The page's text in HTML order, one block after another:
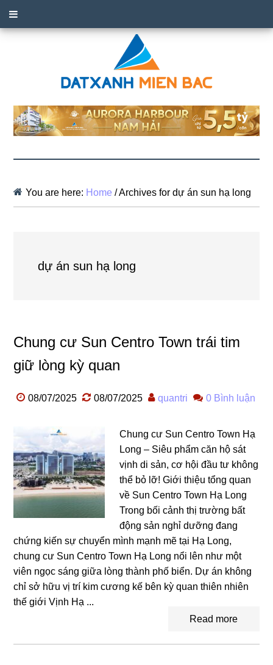
You are here: Home /Archives for dự án sun hạ long
dự án sun hạ long
Chung cư Sun Centro Town trái tim
giữ lòng kỳ quan
08/07/2025 08/07/2025 quantri 0 Bình luận
Chung cư Sun Centro Town Hạ
Long – Siêu phẩm căn hộ sát
vịnh di sản, cơ hội đầu tư không
thể bỏ lỡ! Giới thiệu tổng quan
về Sun Centro Town Hạ Long
Trong bối cảnh thị trường bất
động sản nghỉ dưỡng đang
chứng kiến sự chuyển mình mạnh mẽ tại Hạ Long,
chung cư Sun Centro Town Hạ Long nổi lên như một
viên ngọc sáng giữa lòng thành phố biển. Dự án không
chỉ sở hữu vị trí kim cương kế bên kỳ quan thiên nhiên
thế giới Vịnh Hạ ...
Read more